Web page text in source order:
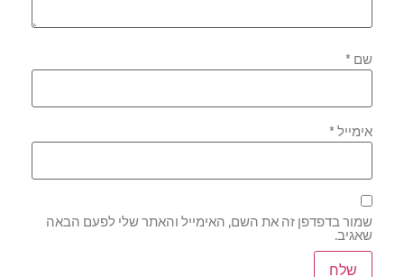
שם*
אימייל*
שמור בדפדפן זה את השם, האימייל והאתר שלי לפעם הבאה
שאגיב.